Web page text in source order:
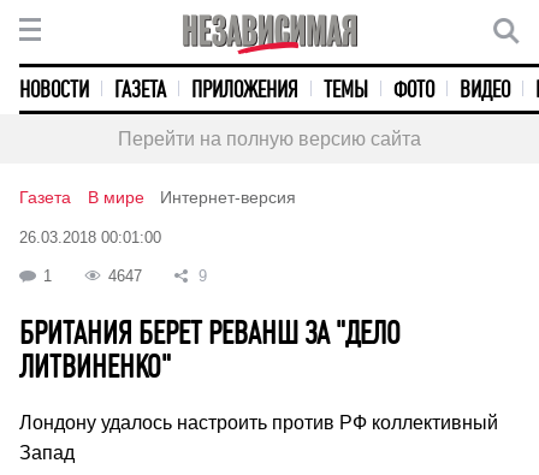
НОВОСТИ ГАЗЕТА ПРИЛОЖЕНИЯ ТЕМЫ ФОТО ВИДЕО
Перейти на полную версию сайта
Газета В мире Интернет-версия
26.03.2018 00:01:00
1 4647 9
БРИТАНИЯ БЕРЕТ РЕВАНШ ЗА "ДЕЛО
ЛИТВИНЕНКО"
Лондону удалось настроить против РФ коллективный
Запад